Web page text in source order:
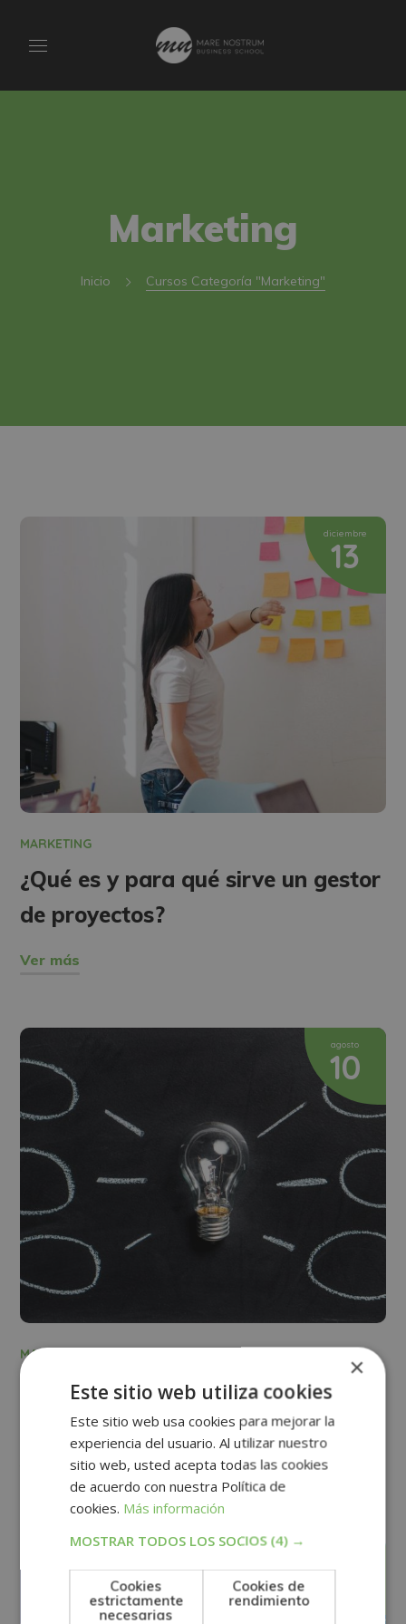
Marketing
Inicio Cursos Categoría "Marketing"
diciembre
13
MARKETING
¿Qué es y para qué sirve un gestor
de proyectos?
Ver más
agosto
10
MARKETING
La importancia y las claves para
crear una estrategia de marca
Ver más
19
×
Este sitio web utiliza cookies
Este sitio web usa cookies para mejorar la
experiencia del usuario. Al utilizar nuestro
sitio web, usted acepta todas las cookies
de acuerdo con nuestra Política de
cookies. Más información
MOSTRAR TODOS LOS SOCIOS (4) →
Cookies
estrictamente
necesarias
Cookies de
rendimiento